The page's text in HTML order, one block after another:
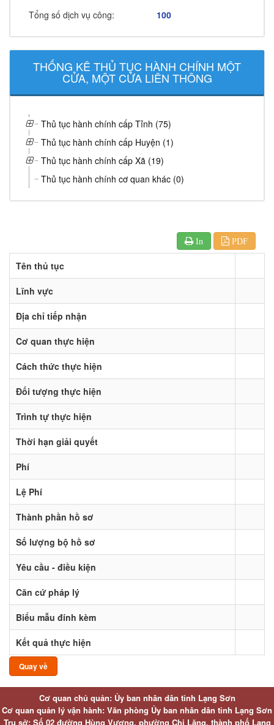
Tổng số dịch vụ công:
100
THỐNG KÊ THỦ TỤC HÀNH CHÍNH MỘT
CỬA, MỘT CỬA LIÊN THÔNG
Thủ tục hành chính cấp Tỉnh (75)
Thủ tục hành chính cấp Huyện (1)
Thủ tục hành chính cấp Xã (19)
Thủ tục hành chính cơ quan khác (0)
In PDF
Tên thủ tục
Lĩnh vực
Địa chỉ tiếp nhận
Cơ quan thực hiện
Cách thức thực hiện
Đối tượng thực hiện
Trình tự thực hiện
Thời hạn giải quyết
Phí
Lệ Phí
Thành phần hồ sơ
Số lượng bộ hồ sơ
Yêu cầu - điều kiện
Căn cứ pháp lý
Biểu mẫu đính kèm
Kết quả thực hiện
Quay về
Cơ quan chủ quản: Ủy ban nhân dân tỉnh Lạng Sơn
Cơ quan quản lý vận hành: Văn phòng Ủy ban nhân dân tỉnh Lạng Sơn
Trụ sở: Số 02 đường Hùng Vương, phường Chi Lăng, thành phố Lạng